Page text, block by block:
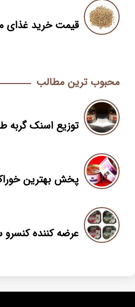
محبوب ترین مطالب
توزیع اسنک گربه
پخش بهترین
عرضه کننده